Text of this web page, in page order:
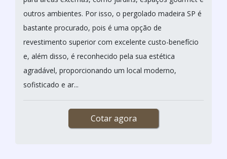
outros ambientes. Por isso, o pergolado madeira SP é
bastante procurado, pois é uma opção de
revestimento superior com excelente custo-benefício
e, além disso, é reconhecido pela sua estética
agradável, proporcionando um local moderno,
sofisticado e ar...
Cotar agora